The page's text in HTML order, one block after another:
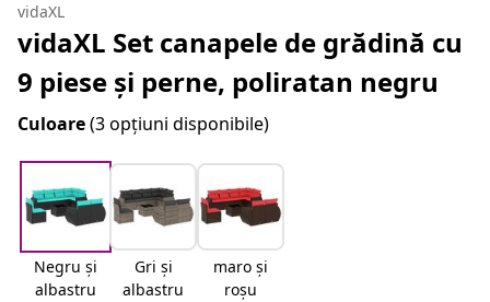
vidaXL
vidaXL Set canapele de grădină cu
9 piese și perne, poliratan negru
Culoare(3 opțiuni disponibile)
Negru și
albastru
Gri și
albastru
maro și
roșu